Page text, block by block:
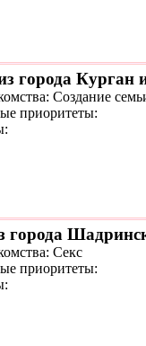
города Курган
Создание
приоритеты:
города
Секс
приоритеты: